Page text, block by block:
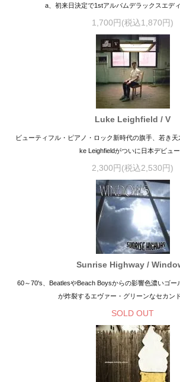
a、初来日決定で1stアルバムデラックスエデ
1,700円(税込1,870円)
Luke Leighfield / V
ビューティフル・ピアノ・ロック新時代の旗手、若き
ke Leighfieldがついに日本デビュー
2,300円(税込2,530円)
Sunrise Highway /
60～70's、BeatlesやBeach Boysからの影響色濃いゴー
が炸裂するエヴァー・グリーンなセカン
SOLD OUT